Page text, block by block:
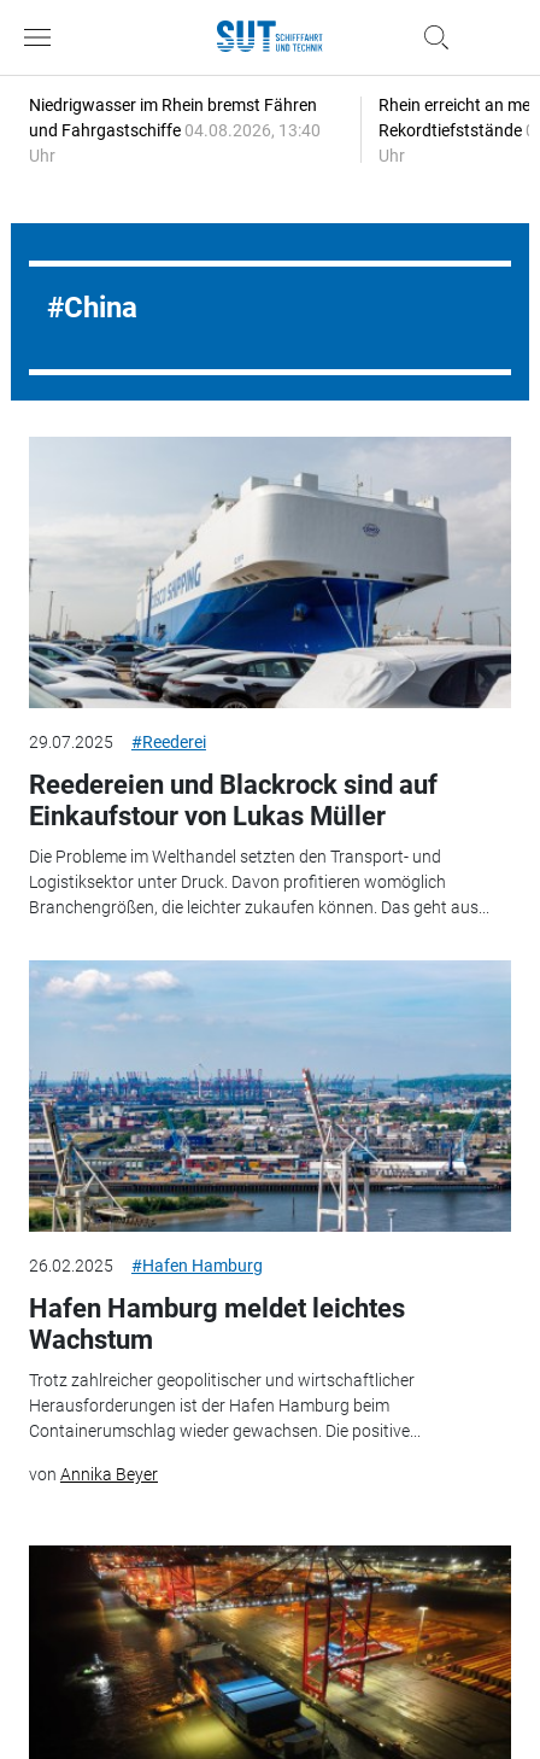
Niedrigwasser im Rhein bremst Fähren
und Fahrgastschiffe 04.08.2026, 13:40
Uhr
Rhein erreicht an
Rekordtiefststände
Uhr
China
29.07.2025 #Reederei
Reedereien und Blackrock sind auf
Einkaufstour von Lukas Müller
Die Probleme im Welthandel setzten den Transport- und
Logistiksektor unter Druck. Davon profitieren womöglich
Branchengrößen, die leichter zukaufen können. Das geht aus...
26.02.2025 #Hafen Hamburg
Hafen Hamburg meldet leichtes
Wachstum
Trotz zahlreicher geopolitischer und wirtschaftlicher
Herausforderungen ist der Hafen Hamburg beim
Containerumschlag wieder gewachsen. Die positive...
von Annika Beyer